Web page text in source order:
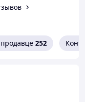
перед
252